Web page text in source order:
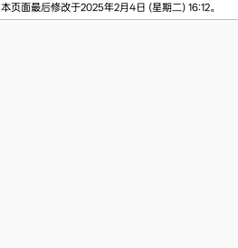
本页面最后修改于2025年2月4日 (星期二) 16:12。